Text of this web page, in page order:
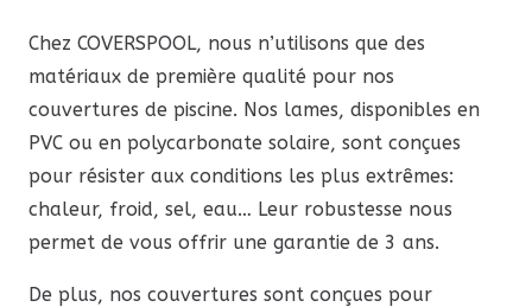
Chez COVERSPOOL, nous n’utilisons que des
matériaux de première qualité pour nos
couvertures de piscine. Nos lames, disponibles en
PVC ou en polycarbonate solaire, sont conçues
pour résister aux conditions les plus extrêmes:
chaleur, froid, sel, eau… Leur robustesse nous
permet de vous offrir une garantie de 3 ans.
De plus, nos couvertures sont conçues pour